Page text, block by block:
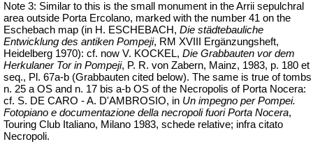
Note 3: Similar to this is the small monument in the Arrii sepulchral
area outside Porta Ercolano, marked with the number 41 on the
Eschebach map (in H. ESCHEBACH, Die städtebauliche
Entwicklung des antiken Pompeji, RM XVIII Ergänzungsheft,
Heidelberg 1970): cf. now V. KOCKEL, Die Grabbauten vor dem
Herkulaner Tor in Pompeji, P. R. von Zabern, Mainz, 1983, p. 180 et
seq., Pl. 67a-b (Grabbauten cited below). The same is true of tombs
n. 25 aOS and n. 17 bis a-b OS of the Necropolis of Porta Nocera:
cf. S. DE CARO - A. D'AMBROSIO, in Un impegno per Pompei.
Fotopiano e documentazione della necropoli fuori Porta Nocera,
Touring Club Italiano, Milano 1983, schede relative; infra citato
Necropoli.